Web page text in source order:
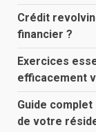
Crédit
financier ?
Exercices
efficacement
Guide complet
de votre